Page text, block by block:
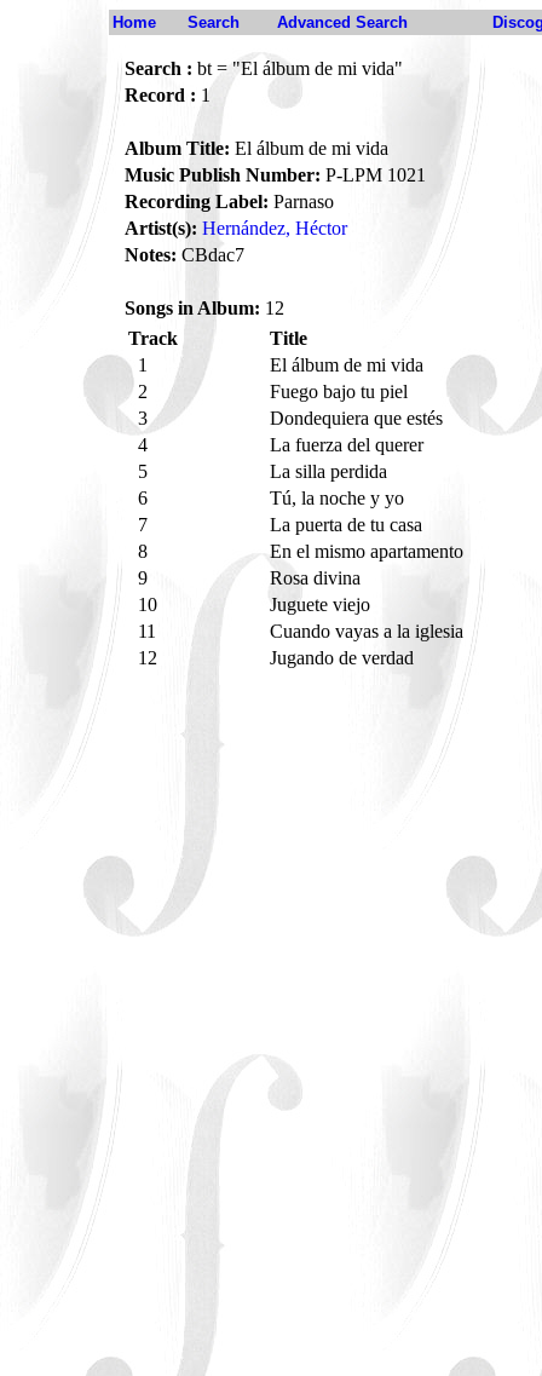
Home Search Advanced Search
Search : bt = "El álbum de mi vida"
Record : 1
Album Title: El álbum de mi vida
Music Publish Number: P-LPM 1021
Recording Label: Parnaso
Artist(s): Hernández, Héctor
Notes: CBdac7
Songs in Album: 12
Track
Title
1
El álbum de mi vida
2
Fuego bajo tu piel
3
Dondequiera que estés
4
La fuerza del querer
5
La silla perdida
6
Tú, la noche y yo
7
La puerta de tu casa
8
En el mismo apartamento
9
Rosa divina
10
Juguete viejo
11
Cuando vayas a la iglesia
12
Jugando de verdad